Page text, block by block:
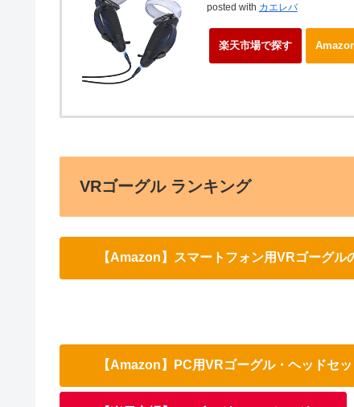
posted with カエレバ
楽天市場で探す
VRゴーグル ランキング
【Amazon】スマートフォン用VRゴーグル
【Amazon】PC用VRゴーグル・ヘッドセ